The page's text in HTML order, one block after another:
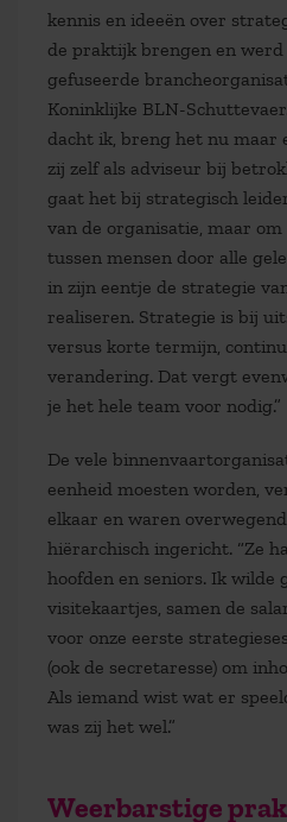
kennis en ideeën over
de praktijk brengen en
gefuseerde
Koninklijke BLN-
dacht ik, breng het nu maar
zij zelf als adviseur bij
gaat het bij strategisch
van de organisatie, maar
tussen mensen door alle
in zijn eentje de strategie
realiseren. Strategie is bij
versus korte termijn,
verandering. Dat vergt
je het hele team voor nodig.”
De vele
eenheid moesten worden,
elkaar en waren
hiërarchisch ingericht. “Ze
hoofden en seniors. Ik wilde
visitekaartjes, samen de
voor onze eerste
(ook de secretaresse) om
Als iemand wist wat er
was zij het wel.”
Weerbarstige